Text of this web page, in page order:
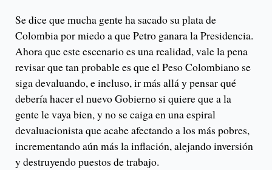
Se dice que mucha gente ha sacado su plata de
Colombia por miedo a que Petro ganara la Presidencia.
Ahora que este escenario es una realidad, vale la pena
revisar que tan probable es que el Peso Colombiano se
siga devaluando, e incluso, ir más allá y pensar qué
debería hacer el nuevo Gobierno si quiere que a la
gente le vaya bien, y no se caiga en una espiral
devaluacionista que acabe afectando a los más pobres,
incrementando aún más la inflación, alejando inversión
y destruyendo puestos de trabajo.